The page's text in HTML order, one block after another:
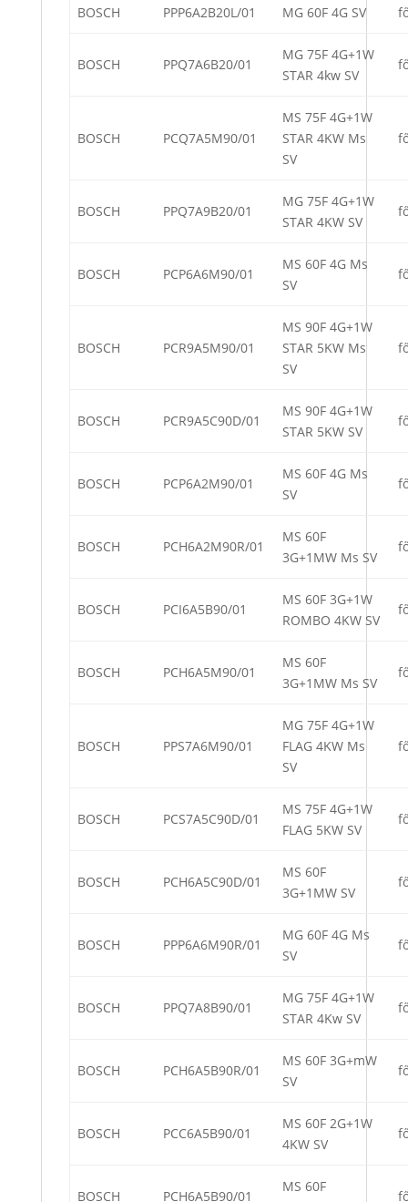
BOSCH PPP6A2B20L/01 MG 60F 4G SV
BOSCH PPQ7A6B20/01
MG 75F 4G+1W
STAR 4kw SV
BOSCH PCQ7A5M90/01
MS 75F 4G+1W
STAR 4KW Ms
SV
BOSCH PPQ7A9B20/01
MG 75F 4G+1W
STAR 4KW SV
BOSCH PCP6A6M90/01
MS 60F 4G Ms
SV
BOSCH PCR9A5M90/01
MS 90F 4G+1W
STAR 5KW Ms
SV
BOSCH PCR9A5C90D/01
MS 90F 4G+1W
STAR 5KW SV
BOSCH PCP6A2M90/01
MS 60F 4G Ms
SV
BOSCH PCH6A2M90R/01
MS 60F
3G+1MW Ms SV
BOSCH PCI6A5B90/01
MS 60F 3G+1W
ROMBO 4KW SV
BOSCH PCH6A5M90/01
MS 60F
3G+1MW Ms SV
BOSCH PPS7A6M90/01
MG 75F 4G+1W
FLAG 4KW Ms
SV
BOSCH PCS7A5C90D/01
MS 75F 4G+1W
FLAG 5KW SV
BOSCH PCH6A5C90D/01
MS 60F
3G+1MW SV
BOSCH PPP6A6M90R/01
MG 60F 4G Ms
SV
BOSCH PPQ7A8B90/01
MG 75F 4G+1W
STAR 4Kw SV
BOSCH PCH6A5B90R/01
MS 60F 3G+mW
SV
BOSCH PCC6A5B90/01
MS 60F 2G+1W
4KW SV
BOSCH PCH6A5B90/01
MS 60F